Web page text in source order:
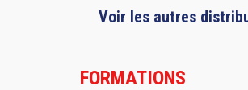
Voir les autres
FORMATIONS